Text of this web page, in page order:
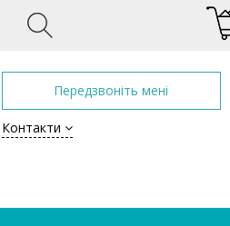
Передзвоніть мені
Контакти